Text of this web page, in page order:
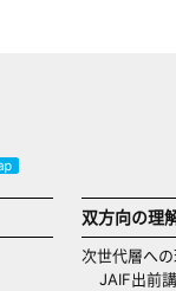
双方向の理
次世代層へ
JAIF出前